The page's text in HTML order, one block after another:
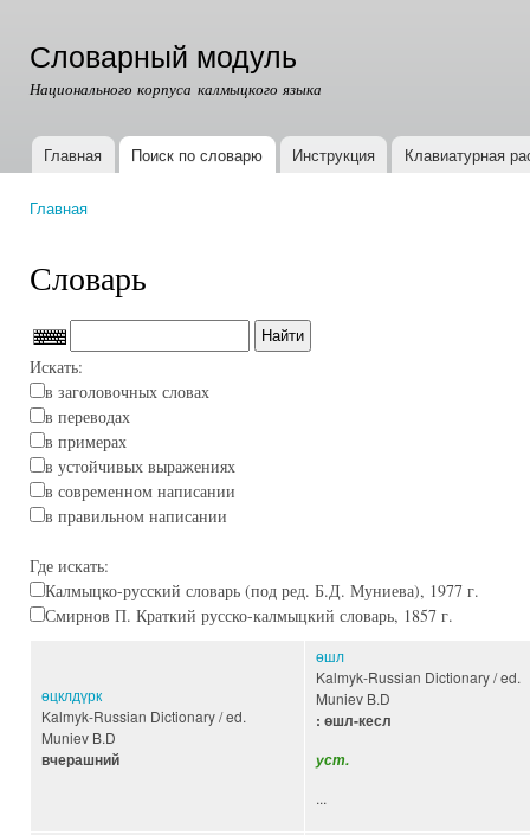
Словарный модуль
Национального корпуса калмыцкого языка
Главное меню
Главная Поиск по словарю Инструкция Клавиатурная
Главная
Словарь
Искать:
в заголовочных словах
в переводах
в примерах
в устойчивых выражениях
в современном написании
в правильном написании
Где искать:
Калмыцко-русский словарь (под ред. Б.Д. Муниева), 1977 г.
Смирнов П. Краткий русско-калмыцкий словарь, 1857 г.
өцклдүрк
Kalmyk-Russian Dictionary / ed.
Muniev B.D
вчерашний
өшл
Kalmyk-Russian Dictionary / ed.
Muniev B.D
: өшл-кесл
уст.
...